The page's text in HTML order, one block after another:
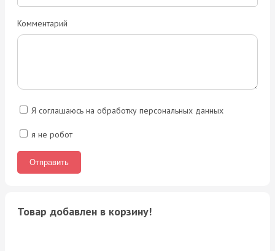
Комментарий
Я соглашаюсь на обработку персональных данных
я не робот
Товар добавлен в корзину!